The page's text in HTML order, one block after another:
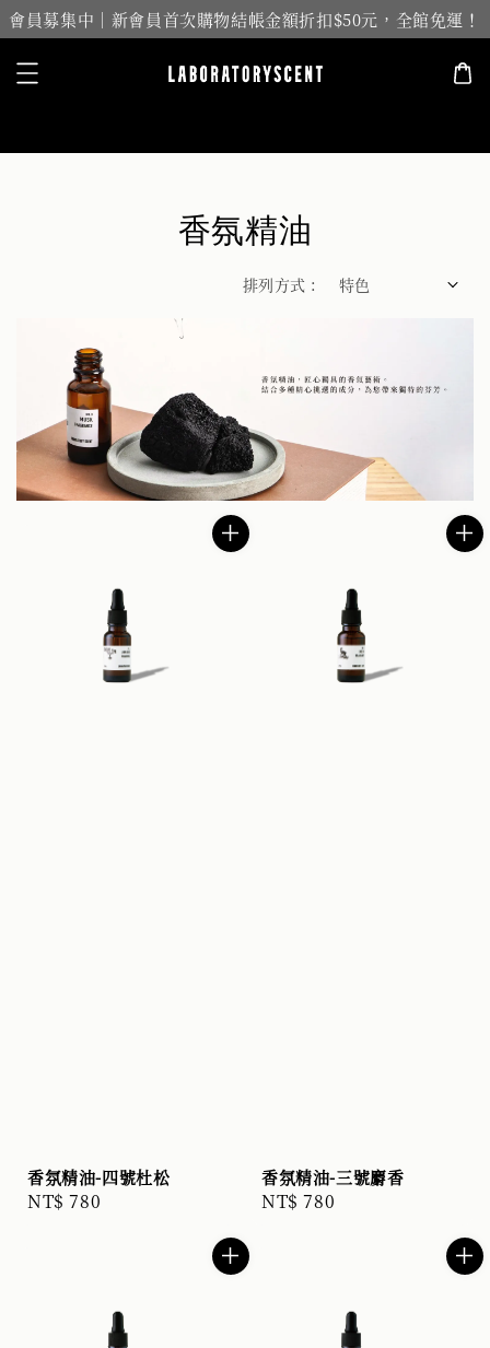
會員募集中｜新會員首次購物結帳金額折扣$50元，全館免運！
香氛精油
排列方式 :
香氛精油-四號杜松
Regular
NT$ 780
香氛精油-三號麝香
Regular
NT$ 780